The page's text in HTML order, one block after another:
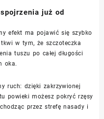
już od
efekt ma pojawić się szybko
w tym, że szczoteczka
tuszu po całej długości
oka.
ruch: dzięki zakrzywionej
powieki możesz pokryć rzęsy
przez strefę nasady i